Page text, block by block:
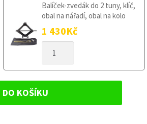
Balíček-zvedák do 2 tuny, klíč,
obal na nářadí, obal na kolo
1 430Kč
KOLO
2005-
2011
135/80R17
DO KOŠÍKU